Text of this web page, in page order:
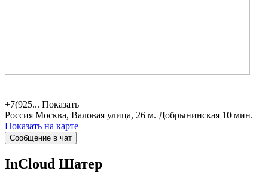
+7(925... Показать
Россия Москва, Валовая улица, 26 м. Добрынинская 10 мин.
Показать на карте
Сообщение в чат
InCloud Шатер